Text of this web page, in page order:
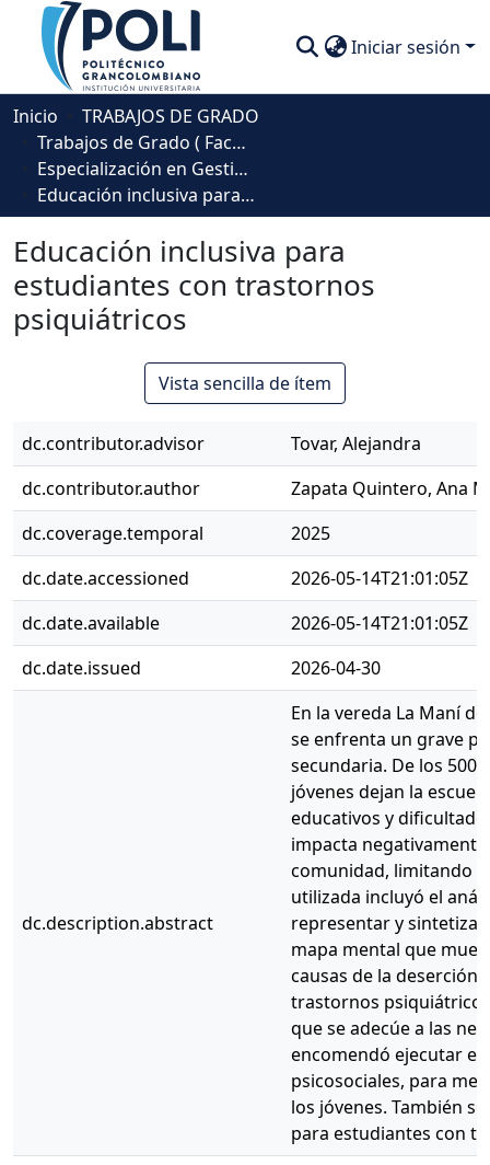
Iniciar sesión
Comunidades
Descubre
Estadísticas
Inicio
TRABAJOS DE GRADO
Trabajos de Grado ( Facultad de Sociedad, Cultura y Creatividad)
Especialización en Gestión Educativa
Educación inclusiva para estudiantes con trastornos psiquiátricos
Educación inclusiva para
estudiantes con trastornos
psiquiátricos
Vista sencilla de ítem
dc.contributor.advisor
Tovar, Alejandra
dc.contributor.author
Zapata Quintero, Ana
dc.coverage.temporal
2025
dc.date.accessioned
2026-05-14T21:01:05Z
dc.date.available
2026-05-14T21:01:05Z
dc.date.issued
2026-04-30
dc.description.abstract
En la vereda La Maní
se enfrenta un grave
secundaria. De los 500
jóvenes dejan la
educativos y
impacta
comunidad, limitando
utilizada incluyó el
representar y
mapa mental que
causas de la deserción
trastornos
que se adecúe a las
encomendó ejecutar
psicosociales, para
los jóvenes. También
para estudiantes con